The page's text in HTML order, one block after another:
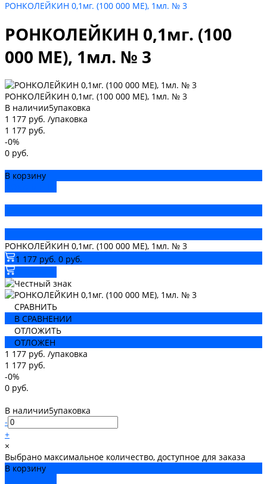
РОНКОЛЕЙКИН 0,1мг. (100 000 МЕ), 1мл. № 3
РОНКОЛЕЙКИН 0,1мг. (100
000 МЕ), 1мл. № 3
РОНКОЛЕЙКИН 0,1мг. (100 000 МЕ), 1мл. № 3
В наличии5упаковка
1 177 руб. /упаковка
1 177 руб.
-0%
0 руб.
В корзину
РОНКОЛЕЙКИН 0,1мг. (100 000 МЕ), 1мл. № 3
1 177 руб. 0 руб.
СРАВНИТЬ
В СРАВНЕНИИ
ОТЛОЖИТЬ
ОТЛОЖЕН
1 177 руб. /упаковка
1 177 руб.
-0%
0 руб.
В наличии5упаковка
-
+
×
Выбрано максимальное количество, доступное для заказа
В корзину